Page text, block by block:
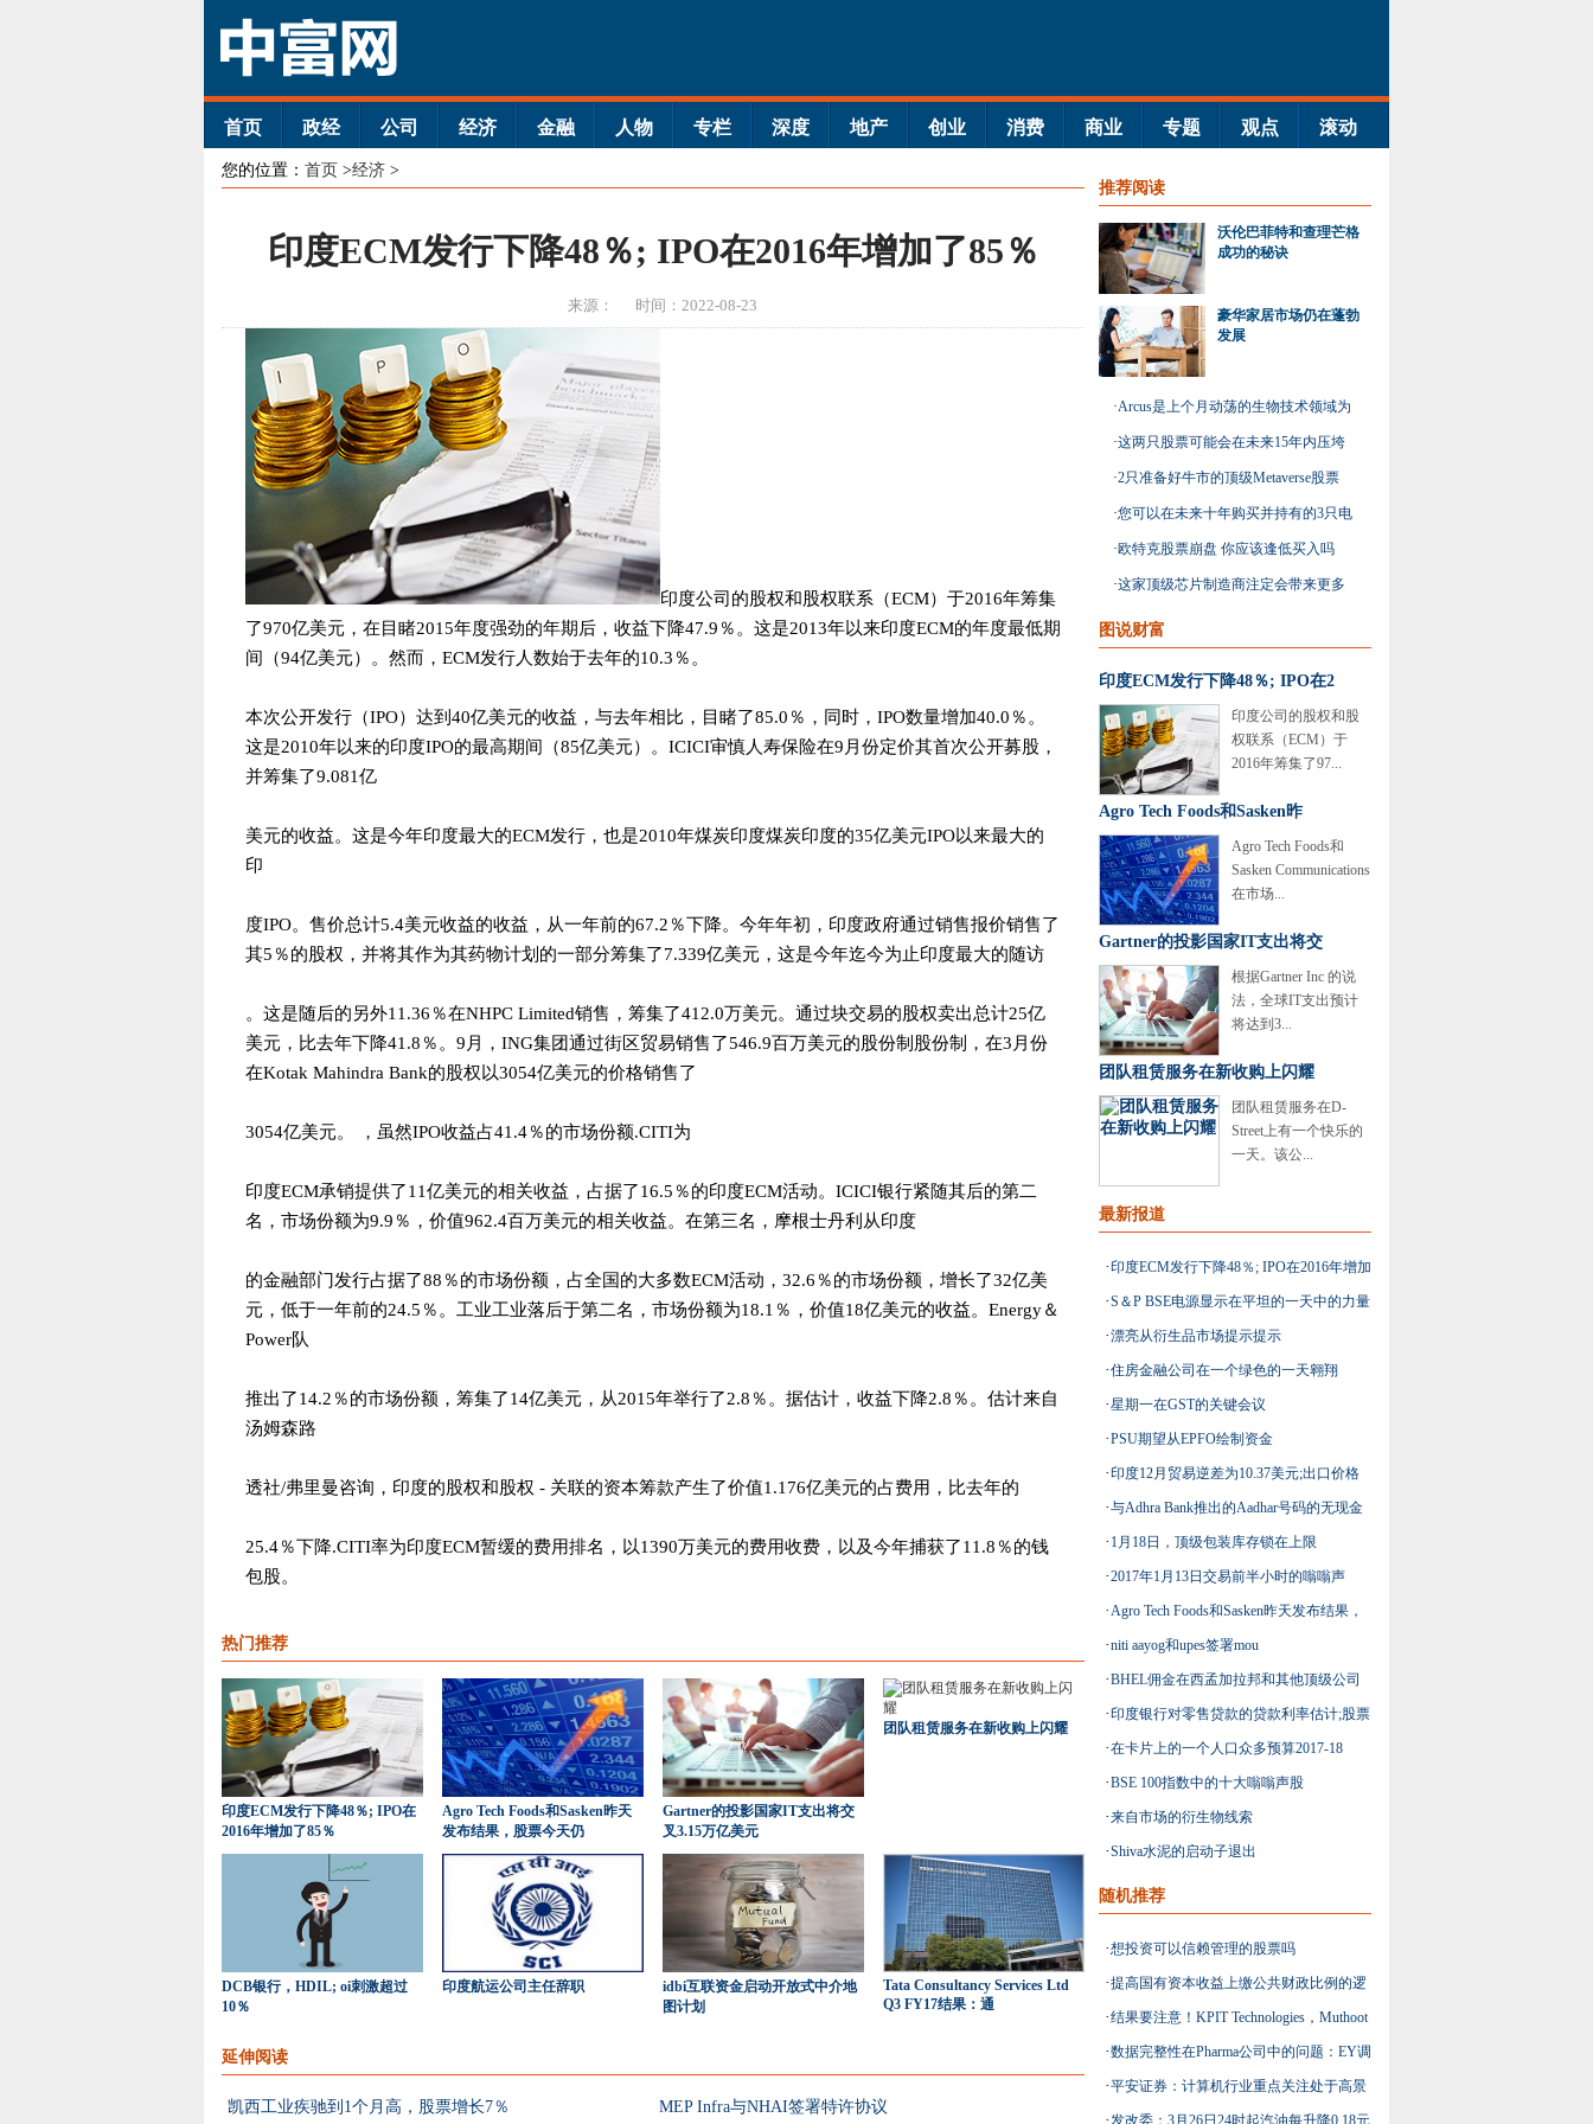
首页 政经 公司 经济 金融 人物 专栏 深度 地产 创业 消费 商业 专题 观点 滚动
您的位置： 首页 >经济 >
印度ECM发行下降48％; IPO在2016年增加了85％
来源： 时间：2022-08-23
印度公司的股权和股权联系（ECM）于2016年筹集
了970亿美元，在目睹2015年度强劲的年期后，收益下降47.9％。这是2013年以来印度ECM的年度最低期
间（94亿美元）。然而，ECM发行人数始于去年的10.3％。
本次公开发行（IPO）达到40亿美元的收益，与去年相比，目睹了85.0％，同时，IPO数量增加40.0％。
这是2010年以来的印度IPO的最高期间（85亿美元）。ICICI审慎人寿保险在9月份定价其首次公开募股，
并筹集了9.081亿
美元的收益。这是今年印度最大的ECM发行，也是2010年煤炭印度煤炭印度的35亿美元IPO以来最大的
印
度IPO。售价总计5.4美元收益的收益，从一年前的67.2％下降。今年年初，印度政府通过销售报价销售了
其5％的股权，并将其作为其药物计划的一部分筹集了7.339亿美元，这是今年迄今为止印度最大的随访
。这是随后的另外11.36％在NHPC Limited销售，筹集了412.0万美元。通过块交易的股权卖出总计25亿
美元，比去年下降41.8％。9月，ING集团通过街区贸易销售了546.9百万美元的股份制股份制，在3月份
在Kotak Mahindra Bank的股权以3054亿美元的价格销售了
3054亿美元。 ，虽然IPO收益占41.4％的市场份额.CITI为
印度ECM承销提供了11亿美元的相关收益，占据了16.5％的印度ECM活动。ICICI银行紧随其后的第二
名，市场份额为9.9％，价值962.4百万美元的相关收益。在第三名，摩根士丹利从印度
的金融部门发行占据了88％的市场份额，占全国的大多数ECM活动，32.6％的市场份额，增长了32亿美
元，低于一年前的24.5％。工业工业落后于第二名，市场份额为18.1％，价值18亿美元的收益。Energy＆
Power队
推出了14.2％的市场份额，筹集了14亿美元，从2015年举行了2.8％。据估计，收益下降2.8％。估计来自
汤姆森路
透社/弗里曼咨询，印度的股权和股权 - 关联的资本筹款产生了价值1.176亿美元的占费用，比去年的
25.4％下降.CITI率为印度ECM暂缓的费用排名，以1390万美元的费用收费，以及今年捕获了11.8％的钱
包股。
热门推荐
印度ECM发行下降48％; IPO在
2016年增加了85％
Agro Tech Foods和Sasken昨天
发布结果，股票今天仍
Gartner的投影国家IT支出将交
叉3.15万亿美元
团队租赁服务在新收购上闪耀
DCB银行，HDIL; oi刺激超过
10％
印度航运公司主任辞职
idbi互联资金启动开放式中介地
图计划
Tata Consultancy Services Ltd
Q3 FY17结果：通
延伸阅读
凯西工业疾驰到1个月高，股票增长7％ MEP Infra与NHAI签署特许协议
推荐阅读
沃伦巴菲特和查理芒格
成功的秘诀
豪华家居市场仍在蓬勃
发展
·Arcus是上个月动荡的生物技术领域为
数不多的赢家之一
·这两只股票可能会在未来15年内压垮
市场
·2只准备好牛市的顶级Metaverse股票
·您可以在未来十年购买并持有的3只电
动汽车股票
·欧特克股票崩盘 你应该逢低买入吗
·这家顶级芯片制造商注定会带来更多
优势
图说财富
印度ECM发行下降48％; IPO在2
印度公司的股权和股
权联系（ECM）于
2016年筹集了97...
Agro Tech Foods和Sasken昨
Agro Tech Foods和
Sasken Communications
在市场...
Gartner的投影国家IT支出将交
根据Gartner Inc 的说
法，全球IT支出预计
将达到3...
团队租赁服务在新收购上闪耀
团队租赁服务在D-
Street上有一个快乐的
一天。该公...
最新报道
·印度ECM发行下降48％; IPO在2016年增加
了85％
·S＆P BSE电源显示在平坦的一天中的力量
·漂亮从衍生品市场提示提示
·住房金融公司在一个绿色的一天翱翔
·星期一在GST的关键会议
·PSU期望从EPFO绘制资金
·印度12月贸易逆差为10.37美元;出口价格
为23.88美元
·与Adhra Bank推出的Aadhar号码的无现金
交易
· 1月18日，顶级包装库存锁在上限
·2017年1月13日交易前半小时的嗡嗡声
·Agro Tech Foods和Sasken昨天发布结果，
股票今天仍然集中在焦点
·niti aayog和upes签署mou
·BHEL佣金在西孟加拉邦和其他顶级公司
新闻中的500 MW热量单位
·印度银行对零售贷款的贷款利率估计;股票
增长1％
·在卡片上的一个人口众多预算2017-18
·BSE 100指数中的十大嗡嗡声股
·来自市场的衍生物线索
·Shiva水泥的启动子退出
随机推荐
·想投资可以信赖管理的股票吗
·提高国有资本收益上缴公共财政比例的逻
辑与路径
·结果要注意！KPIT Technologies，Muthoot
Finance，RSS软件焦点
·数据完整性在Pharma公司中的问题：EY调
查
·平安证券：计算机行业重点关注处于高景
·